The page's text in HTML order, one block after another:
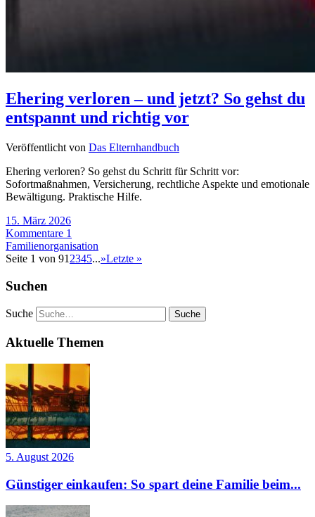
Ehering verloren – und jetzt? So gehst du
entspannt und richtig vor
Veröffentlicht von Das Elternhandbuch
Ehering verloren? So gehst du Schritt für Schritt vor:
Sofortmaßnahmen, Versicherung, rechtliche Aspekte und emotionale
Bewältigung. Praktische Hilfe.
15. März 2026
Kommentare 1
Familienorganisation
Seite 1 von 91 2345...»Letzte »
Suchen
Suche
Aktuelle Themen
5. August 2026
Günstiger einkaufen: So spart deine Familie beim...